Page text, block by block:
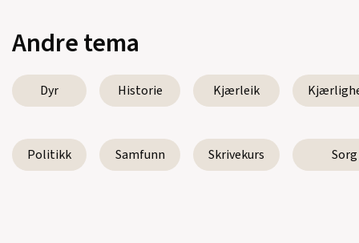
Andre tema
Dyr Historie Kjærleik
Politikk Samfunn Skrivekurs Sorg